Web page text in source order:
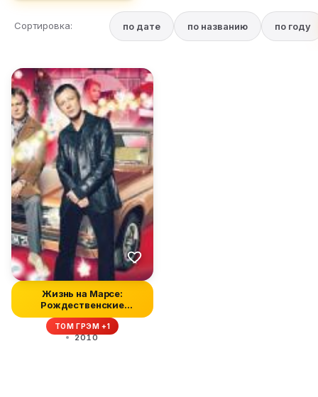
Сортировка: по дате по названию по году
Жизнь на Марсе:
Рождественские
рассказы
ТОМ ГРЭМ +1
2010